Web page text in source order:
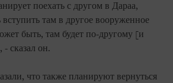
поехать с другом в Дараа,
там в другое вооруженное
быть, там будет по-другому [и
сказал он.
что также планируют вернуться